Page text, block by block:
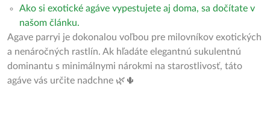
Ako si exotické agáve vypestujete aj doma, sa dočítate v
našom článku.
Agave parryi je dokonalou voľbou pre milovníkov exotických
a nenáročných rastlín. Ak hľadáte elegantnú sukulentnú
dominantu s minimálnymi nárokmi na starostlivosť, táto
agáve vás určite nadchne 🌿🌵